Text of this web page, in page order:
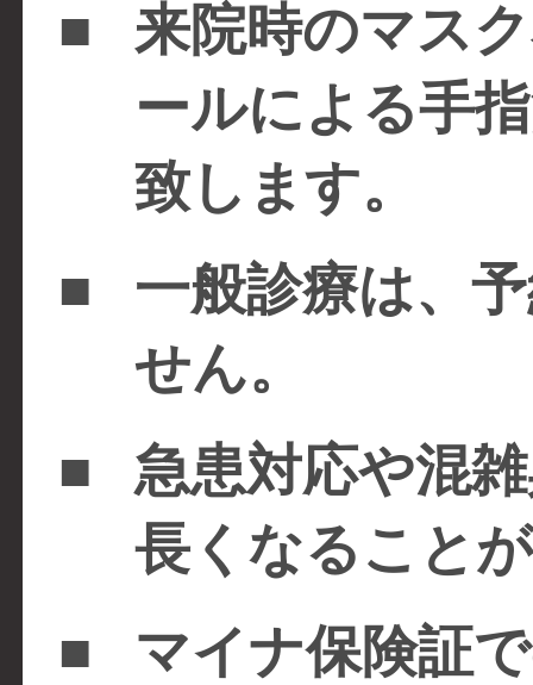
■
来院時のマス
ールによる手
致します。
■
一般診療は、
せん。
■
急患対応や混
長くなること
■
マイナ保険証